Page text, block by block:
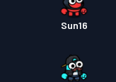
Sun16